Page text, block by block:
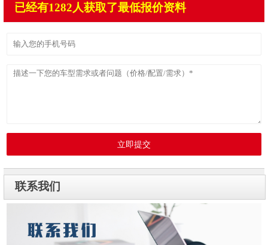
已经有1282人获取了最低报价资料
立即提交
联系我们